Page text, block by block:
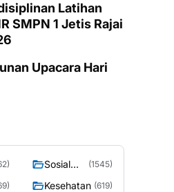
Latihan
SMPN 1 Jetis Rajai
Upacara Hari
Sosial
(1545)
Kesehatan (619)